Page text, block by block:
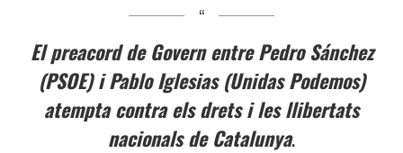
El preacord de Govern entre Pedro Sánchez
(PSOE) i Pablo Iglesias (Unidas Podemos)
atempta contra els drets i les llibertats
nacionals de Catalunya.